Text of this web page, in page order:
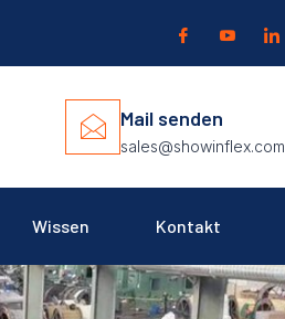
Mail senden
sales@showinflex.com
Wissen Kontakt